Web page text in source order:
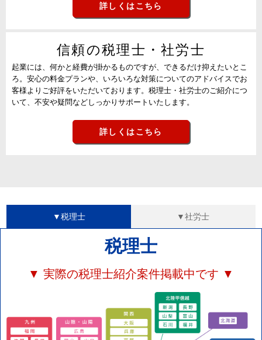
詳しくはこちら
信頼の税理士・社労士
起業には、何かと経費が掛かるものですが、できるだけ抑えたいとこ
ろ。安心の料金プランや、いろいろな対策についてのアドバイスでお
客様よりご好評をいただいております。税理士・社労士のご紹介につ
いて、不安や疑問などしっかりサポートいたします。
詳しくはこちら
▼税理士 ▼社労士
税理士
▼ 実際の税理士紹介案件掲載中です ▼